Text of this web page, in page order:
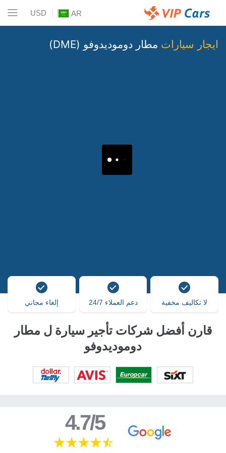
AR
USD
ايجار سيارات مطار دوموديدوفو (DME)
لا تكاليف مخفية دعم العملاء 24/7 إلغاء مجاني
قارن أفضل شركات تأجير سيارة ل مطار
دوموديدوفو
4.7/5